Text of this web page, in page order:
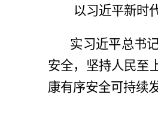
以习近平新时
实习近平总书
安全，坚持人民至
康有序安全可持续